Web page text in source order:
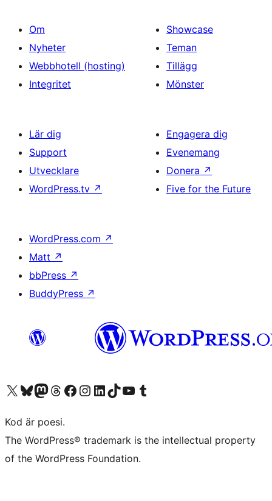
Om
Nyheter
Webbhotell (hosting)
Integritet
Showcase
Teman
Tillägg
Mönster
Lär dig
Support
Utvecklare
WordPress.tv ↗
Engagera dig
Evenemang
Donera ↗
Five for the Future
WordPress.com ↗
Matt ↗
bbPress ↗
BuddyPress ↗
Besök vår X-konto (f.d. Twitter)
Besök vårt Bluesky-konto
Besök vårt Mastodon-konto
Besök vårt Thread-konto
Besök vår Facebook-sidaBesök vårt Instagram-konto
Besök vårt LinkedIn-konto
Besök vårt TikTok-konto
Besök vår YouTube-kanalBesök vårt Tumblr-konto
Kod är poesi.
The WordPress® trademark is the intellectual property
of the WordPress Foundation.